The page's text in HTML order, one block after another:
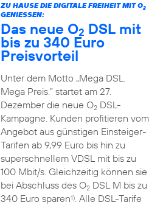
ZU HAUSE DIE DIGITALE FREIHEIT MIT O2
GENIESSEN:
Das neue O2 DSL mit
bis zu 340 Euro
Preisvorteil
Unter dem Motto „Mega DSL.
Mega Preis.” startet am 27.
Dezember die neue O2DSL-
Kampagne. Kunden profitieren vom
Angebot aus günstigen Einsteiger-
Tarifen ab 9,99 Euro bis hin zu
superschnellem VDSL mit bis zu
100 Mbit/s. Gleichzeitig können sie
bei Abschluss des O2DSL M bis zu
340 Euro sparen1). Alle DSL-Tarife